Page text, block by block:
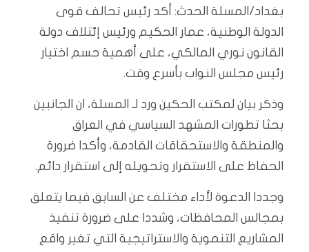
بغداد/المسلة الحدث: أكد رئيس تحالف قوى
الدولة الوطنية، عمار الحكيم ورئيس إئتلاف دولة
القانون نوري المالكي، على أهمية حسم اختيار
رئيس مجلس النواب بأسرع وقت.
وذكر بيان لمكتب الحكين ورد لـ المسلة، ان الجانبين
بحثا تطورات المشهد السياسي في العراق
والمنطقة والاستحقاقات القادمة، وأكدا ضرورة
الحفاظ على الاستقرار وتحويله إلى استقرار دائم.
وجددا الدعوة لأداء مختلف عن السابق فيما يتعلق
بمجالس المحافظات، وشددا على ضرورة تنفيذ
المشاريع التنموية والاستراتيجية التي تغير واقع